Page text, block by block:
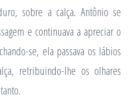
sobre a calça. Antônio se
e continuava a apreciar o
se, ela passava os lábios
retribuindo-lhe os olhares